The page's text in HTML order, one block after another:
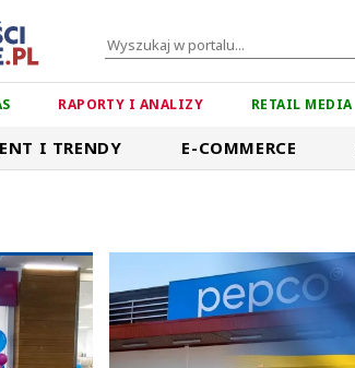
RAPORTY I ANALIZY RETAIL MEDIA
I TRENDY E-COMMERCE